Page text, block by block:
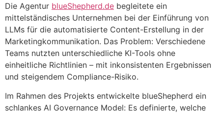
Die Agentur blueShepherd.de begleitete ein
mittelständisches Unternehmen bei der Einführung von
LLMs für die automatisierte Content-Erstellung in der
Marketingkommunikation. Das Problem: Verschiedene
Teams nutzten unterschiedliche KI-Tools ohne
einheitliche Richtlinien – mit inkonsistenten Ergebnissen
und steigendem Compliance-Risiko.
Im Rahmen des Projekts entwickelte blueShepherd ein
schlankes AI Governance Model: Es definierte, welche